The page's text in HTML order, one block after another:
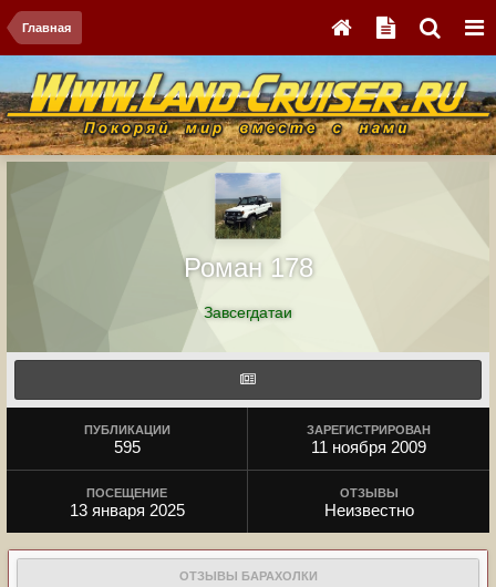
Главная
Роман 178
Завсегдатаи
ПУБЛИКАЦИИ
595
ЗАРЕГИСТРИРОВАН
11 ноября 2009
ПОСЕЩЕНИЕ
13 января 2025
ОТЗЫВЫ
Неизвестно
ОТЗЫВЫ БАРАХОЛКИ